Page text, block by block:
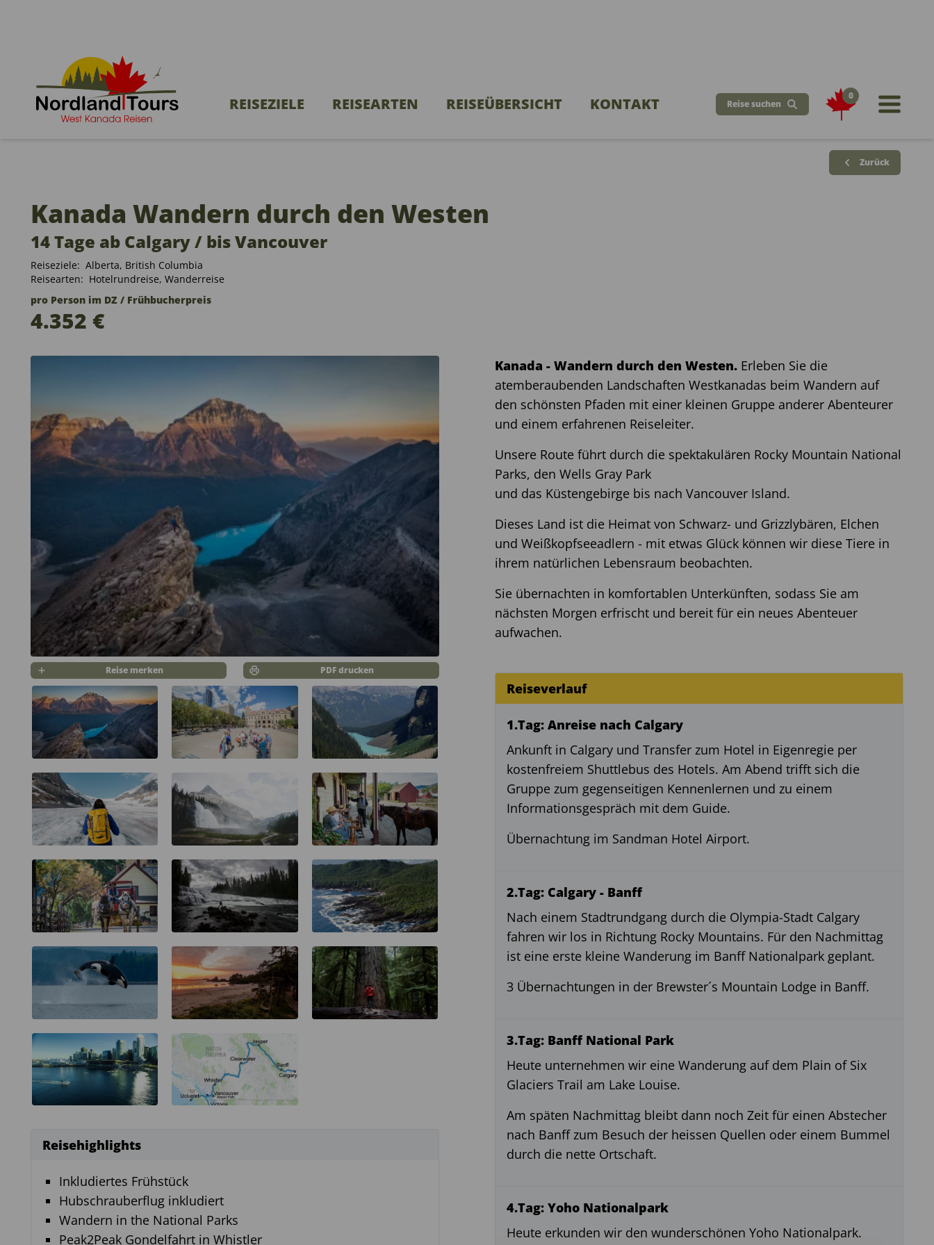
REISEZIELE REISEARTEN REISEÜBERSICHT KONTAKT Reise suchen
0
Zurück
Kanada Wandern durch den Westen
14 Tage ab Calgary / bis Vancouver
Reiseziele: Alberta, British Columbia
Reisearten: Hotelrundreise, Wanderreise
pro Person im DZ / Frühbucherpreis
4.352 €
Reise merken PDF drucken
Reisehighlights
Inkludiertes Frühstück
Hubschrauberflug inkludiert
Wandern in the National Parks
Peak2Peak Gondelfahrt in Whistler
Kanada - Wandern durch den Westen. Erleben Sie die
atemberaubenden Landschaften Westkanadas beim Wandern auf
den schönsten Pfaden mit einer kleinen Gruppe anderer Abenteurer
und einem erfahrenen Reiseleiter.
Unsere Route führt durch die spektakulären Rocky Mountain National
Parks, den Wells Gray Park
und das Küstengebirge bis nach Vancouver Island.
Dieses Land ist die Heimat von Schwarz- und Grizzlybären, Elchen
und Weißkopfseeadlern - mit etwas Glück können wir diese Tiere in
ihrem natürlichen Lebensraum beobachten.
Sie übernachten in komfortablen Unterkünften, sodass Sie am
nächsten Morgen erfrischt und bereit für ein neues Abenteuer
aufwachen.
Reiseverlauf
1.Tag: Anreise nach Calgary
Ankunft in Calgary und Transfer zum Hotel in Eigenregie per
kostenfreiem Shuttlebus des Hotels. Am Abend trifft sich die
Gruppe zum gegenseitigen Kennenlernen und zu einem
Informationsgespräch mit dem Guide.
Übernachtung im Sandman Hotel Airport.
2.Tag: Calgary - Banff
Nach einem Stadtrundgang durch die Olympia-Stadt Calgary
fahren wir los in Richtung Rocky Mountains. Für den Nachmittag
ist eine erste kleine Wanderung im Banff Nationalpark geplant.
3 Übernachtungen in der Brewster´s Mountain Lodge in Banff.
3.Tag: Banff National Park
Heute unternehmen wir eine Wanderung auf dem Plain of Six
Glaciers Trail am Lake Louise.
Am späten Nachmittag bleibt dann noch Zeit für einen Abstecher
nach Banff zum Besuch der heissen Quellen oder einem Bummel
durch die nette Ortschaft.
4.Tag: Yoho Nationalpark
Heute erkunden wir den wunderschönen Yoho Nationalpark.